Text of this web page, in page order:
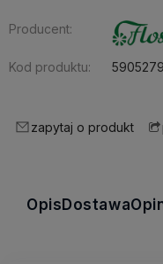
Producent:
Kod produktu:
zapytaj o produkt
OpisDostawa